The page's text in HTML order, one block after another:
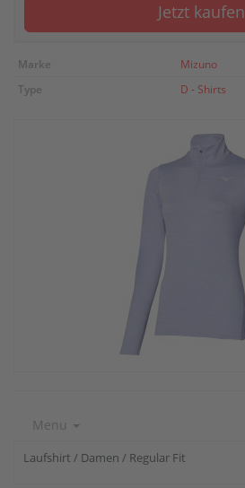
Jetzt kaufen
Marke
Mizuno
Type
D - Shirts
Menu
Laufshirt / Damen / Regular Fit